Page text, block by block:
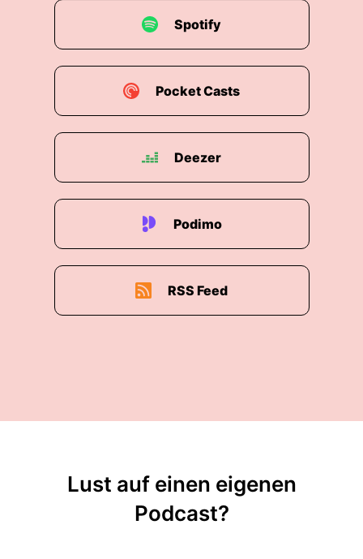
Spotify
Pocket Casts
Deezer
Podimo
RSS Feed
Lust auf einen eigenen
Podcast?